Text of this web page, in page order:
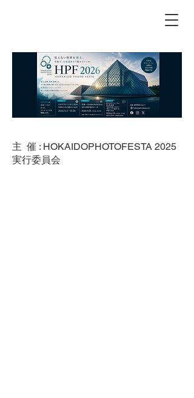
主 催 : HOKAIDOPHOTOFESTA 2025
実行委員会